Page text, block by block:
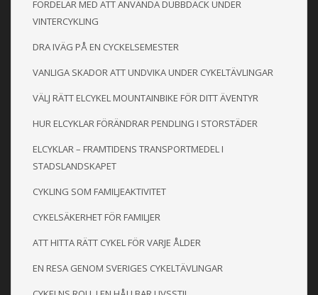
FÖRDELAR MED ATT ANVÄNDA DUBBDÄCK UNDER
VINTERCYKLING
DRA IVÄG PÅ EN CYCKELSEMESTER
VANLIGA SKADOR ATT UNDVIKA UNDER CYKELTÄVLINGAR
VÄLJ RÄTT ELCYKEL MOUNTAINBIKE FÖR DITT ÄVENTYR
HUR ELCYKLAR FÖRÄNDRAR PENDLING I STORSTÄDER
ELCYKLAR – FRAMTIDENS TRANSPORTMEDEL I
STADSLANDSKAPET
CYKLING SOM FAMILJEAKTIVITET
CYKELSÄKERHET FÖR FAMILJER
ATT HITTA RÄTT CYKEL FÖR VARJE ÅLDER
EN RESA GENOM SVERIGES CYKELTÄVLINGAR